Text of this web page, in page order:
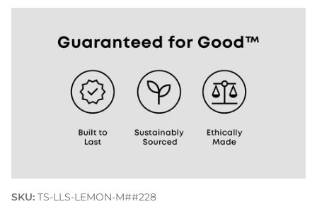
SKU: TS-LLS-LEMON-M##228